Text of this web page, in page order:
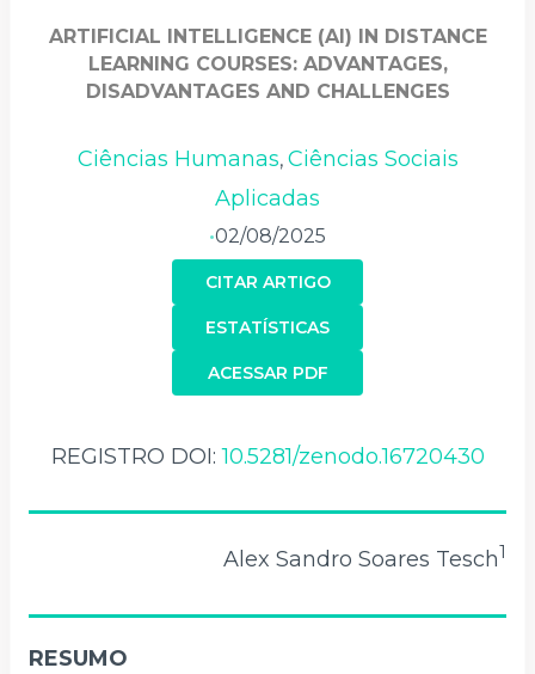
ARTIFICIAL INTELLIGENCE (AI) IN DISTANCE
LEARNING COURSES: ADVANTAGES,
DISADVANTAGES AND CHALLENGES
Ciências Humanas, Ciências Sociais
Aplicadas
•02/08/2025
CITAR ARTIGO
ACESSAR PDF
ESTATÍSTICAS
REGISTRO DOI:10.5281/zenodo.16720430
Alex Sandro Soares Tesch1
RESUMO